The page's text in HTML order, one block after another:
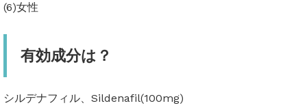
(6)女性
有効成分は？
シルデナフィル、Sildenafil(100mg)